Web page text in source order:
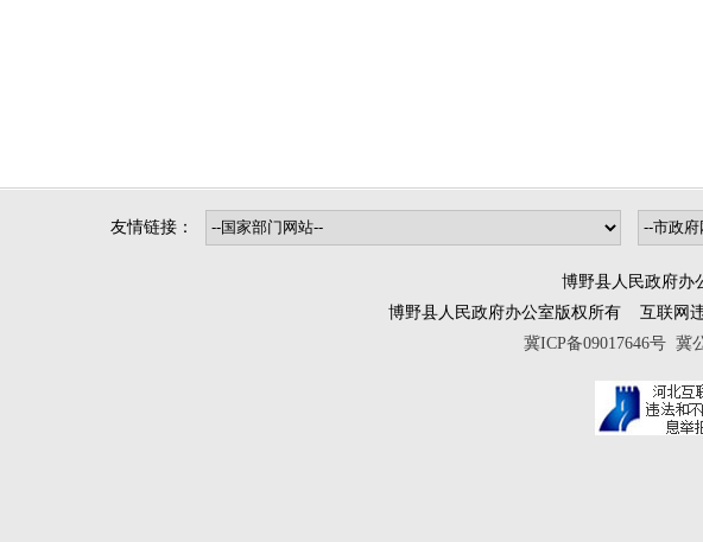
友情链接：
博野县人民政府
博野县人民政府办公室版权所有 互联网违
冀ICP备09017646号 冀